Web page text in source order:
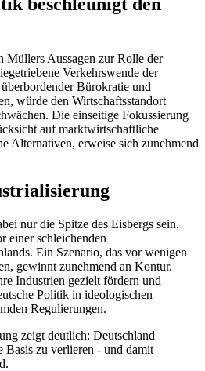
Müllers Aussagen zur Rolle der
Verkehrswende der
Bürokratie und
würde den Wirtschaftsstandort
Die einseitige Fokussierung
auf marktwirtschaftliche
Alternativen, erweise sich zunehmend
nur die Spitze des Eisbergs sein.
einer schleichenden
Ein Szenario, das vor wenigen
gewinnt zunehmend an Kontur.
Industrien gezielt fördern und
Politik in ideologischen
Regulierungen.
zeigt deutlich: Deutschland
Basis zu verlieren - und damit